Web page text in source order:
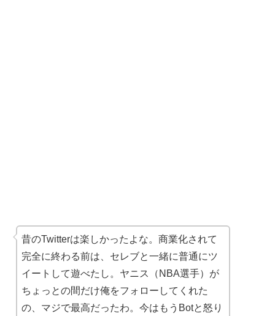
昔のTwitterは楽しかったよな。商業化されて
完全に終わる前は、セレブと一緒に普通にツ
イートして遊べたし。ヤニス（NBA選手）が
ちょっとの間だけ俺をフォローしてくれた
の、マジで最高だったわ。今はもうBotと怒り